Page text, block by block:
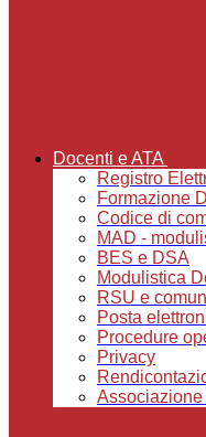
Docenti e ATA
Registro
Formazione
Codice di
MAD -
BES e DSA
Modulistica
RSU e
Posta
Procedure
Privacy
Associazione